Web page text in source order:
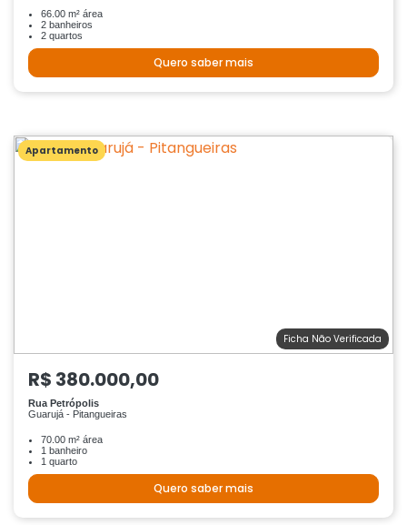
66.00 m² área
2 banheiros
2 quartos
Quero saber mais
Apartamento
Ficha Não Verificada
R$ 380.000,00
Rua Petrópolis
Guarujá - Pitangueiras
70.00 m² área
1 banheiro
1 quarto
Quero saber mais